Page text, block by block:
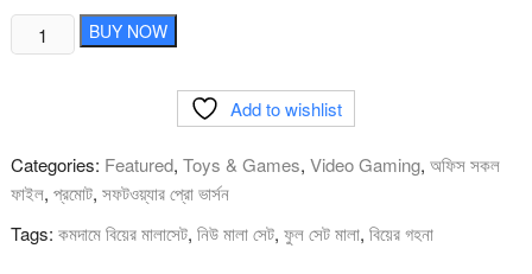
বিয়ের
ফুলসেট
মালাসেট
quantity
BUY NOW
Add to wishlist
Categories: Featured, Toys & Games, Video Gaming, অফিস সকল
ফাইল, প্রমোট, সফটওয়্যার প্রো ভার্সন
Tags: কমদামে বিয়ের মালাসেট, নিউ মালা সেট, ফুল সেট মালা, বিয়ের গহনা